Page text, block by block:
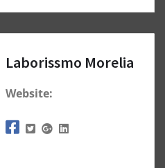
Laborissmo Morelia
Website: